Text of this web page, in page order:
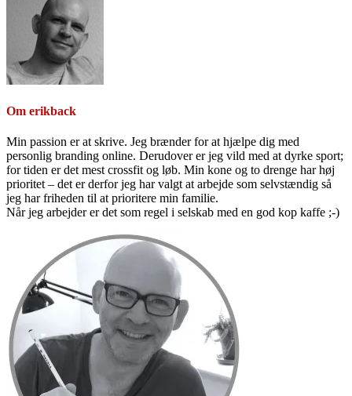
Om erikback
Min passion er at skrive. Jeg brænder for at hjælpe dig med
personlig branding online. Derudover er jeg vild med at dyrke sport;
for tiden er det mest crossfit og løb. Min kone og to drenge har høj
prioritet – det er derfor jeg har valgt at arbejde som selvstændig så
jeg har friheden til at prioritere min familie.
Når jeg arbejder er det som regel i selskab med en god kop kaffe ;-)
Sidebar